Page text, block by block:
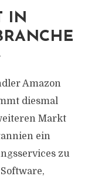
IN
Amazon
diesmal
Markt
ein
zu